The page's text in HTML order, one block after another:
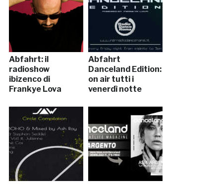
Abfahrt: il
radioshow
ibizenco di
Frankye Lova
Abfahrt
Danceland Edition:
on air tutti i
venerdì notte